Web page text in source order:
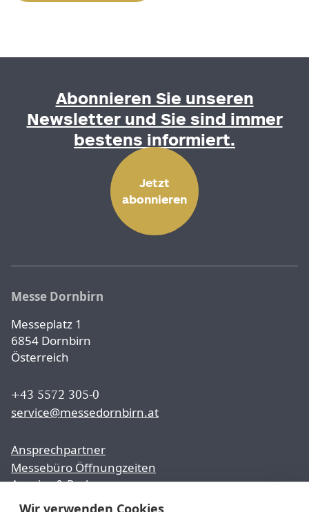
Abonnieren Sie unseren
Newsletter und Sie sind immer
bestens informiert.
Jetzt
abonnieren
Messe Dornbirn
Messeplatz 1
6854 Dornbirn
Österreich
+43 5572 305-0
service@messedornbirn.at
Ansprechpartner
Messebüro Öffnungzeiten
Anreise & Parken
Wir verwenden Cookies